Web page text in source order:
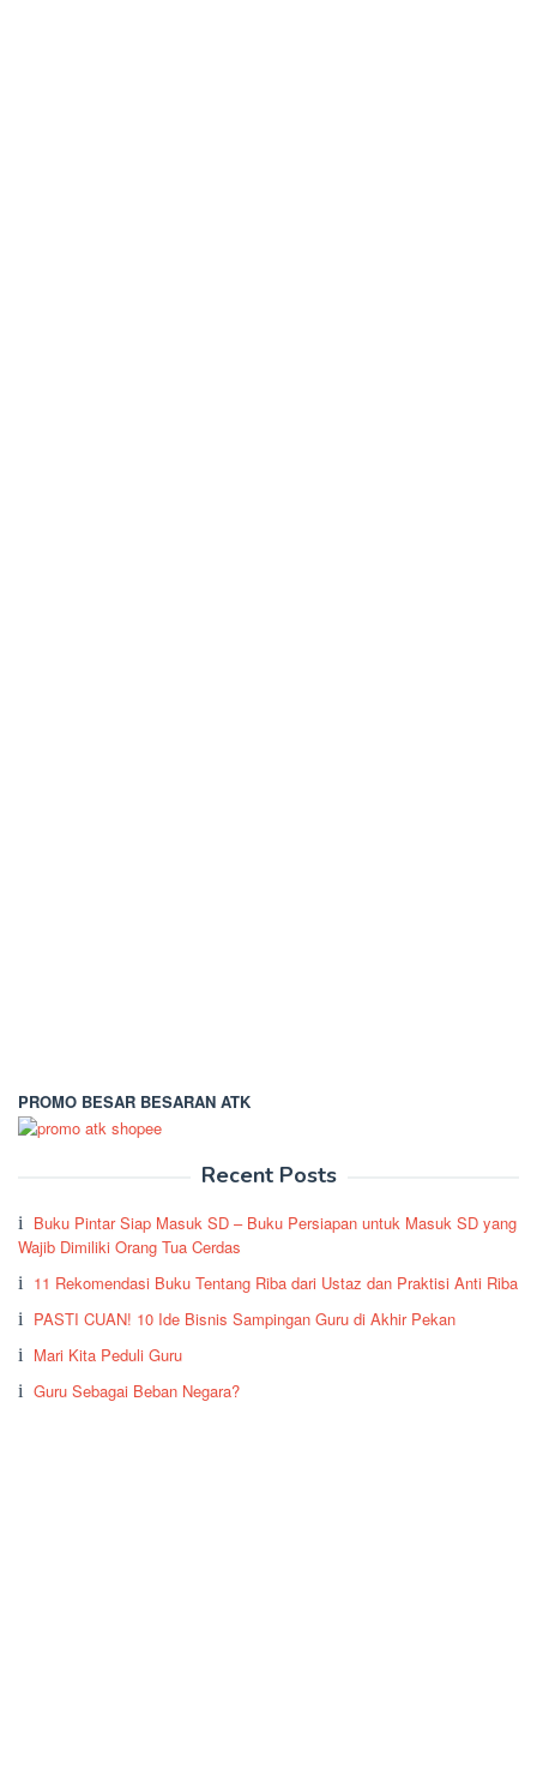
PROMO BESAR BESARAN ATK
Recent Posts
Buku Pintar Siap Masuk SD – Buku Persiapan untuk Masuk SD yang
Wajib Dimiliki Orang Tua Cerdas
11 Rekomendasi Buku Tentang Riba dari Ustaz dan Praktisi Anti Riba
PASTI CUAN! 10 Ide Bisnis Sampingan Guru di Akhir Pekan
Mari Kita Peduli Guru
Guru Sebagai Beban Negara?